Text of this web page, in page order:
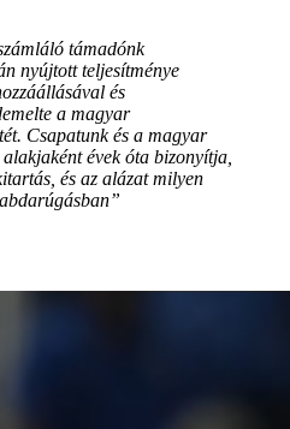
támadónk
nyújtott teljesítménye
és
a magyar
Csapatunk és a magyar
évek óta bizonyítja,
és az alázat milyen